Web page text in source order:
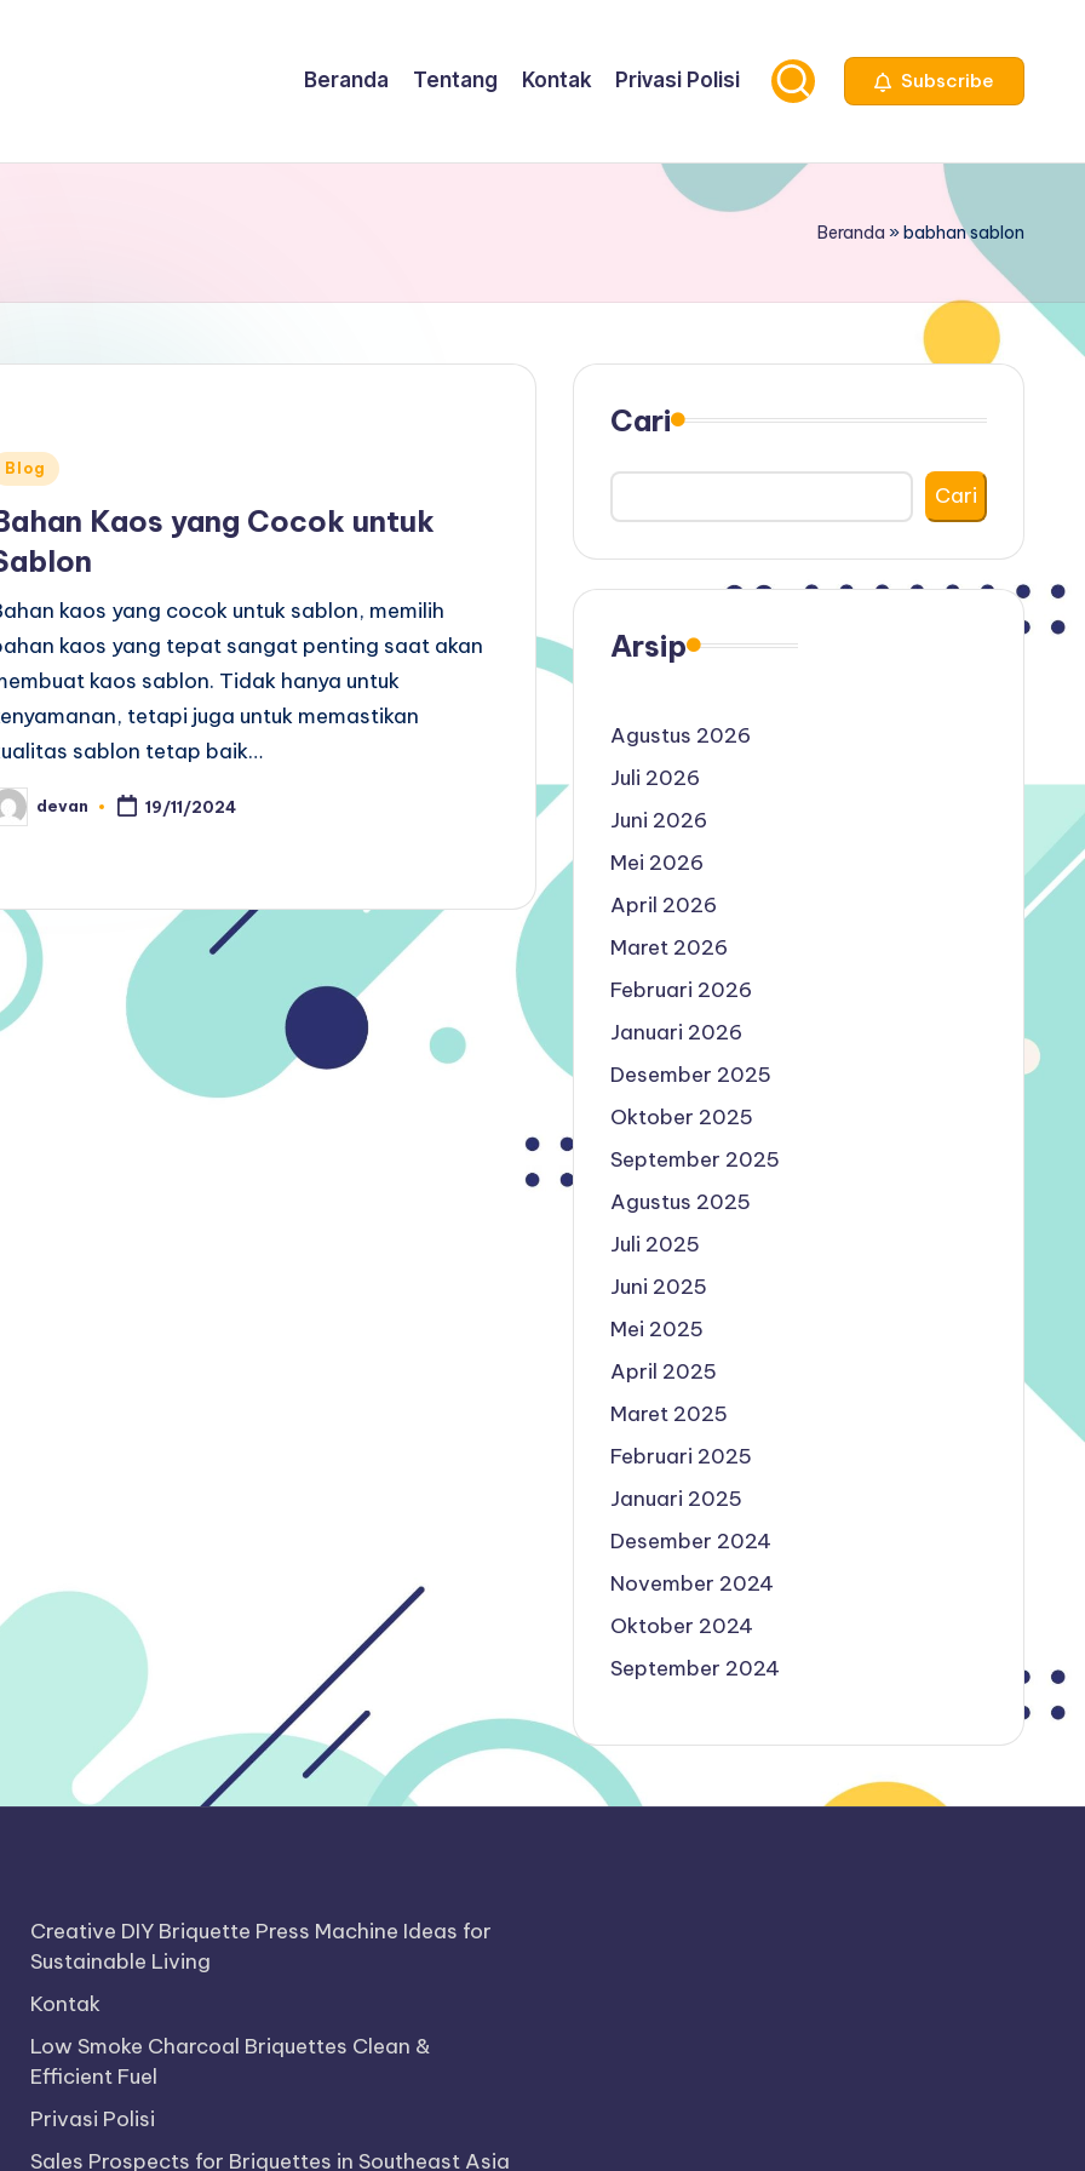
Beranda Tentang Kontak Privasi Polisi Subscribe
Beranda »babhan sablon
Blog
Kaos yang Cocok untuk
kaos yang cocok untuk sablon, memilih
kaos yang tepat sangat penting saat akan
kaos sablon. Tidak hanya untuk
tetapi juga untuk memastikan
sablon tetap baik…
devan 19/11/2024
Cari
Cari
Arsip
Agustus 2026
Juli 2026
Juni 2026
Mei 2026
April 2026
Maret 2026
Februari 2026
Januari 2026
Desember 2025
Oktober 2025
September 2025
Agustus 2025
Juli 2025
Juni 2025
Mei 2025
April 2025
Maret 2025
Februari 2025
Januari 2025
Desember 2024
November 2024
Oktober 2024
September 2024
Creative DIY Briquette Press Machine Ideas for
Sustainable Living
Kontak
Low Smoke Charcoal Briquettes Clean &
Efficient Fuel
Privasi Polisi
Sales Prospects for Briquettes in Southeast Asia